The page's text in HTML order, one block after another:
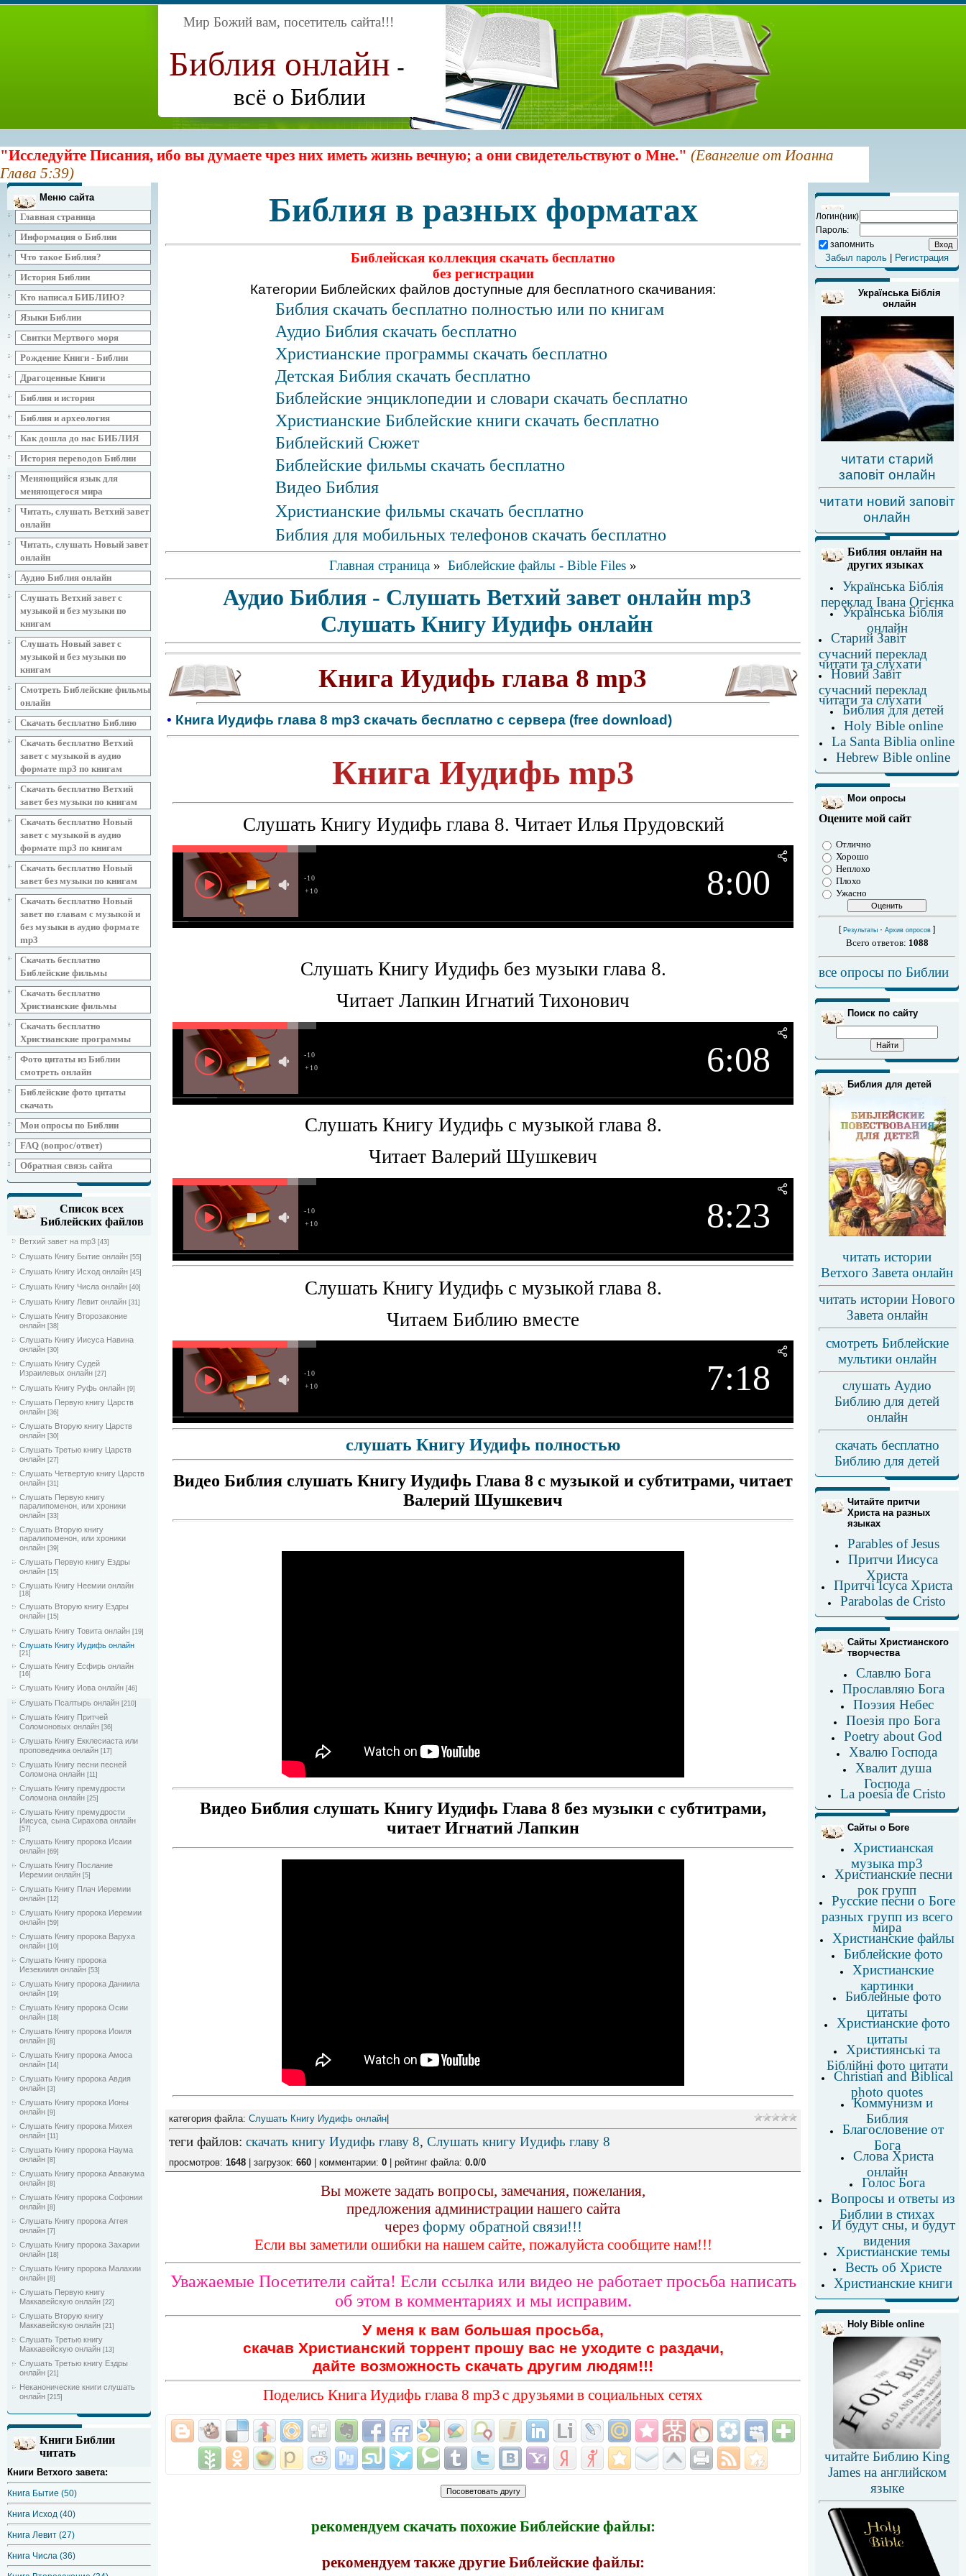
Мир Божий вам, посетитель сайта!!!
Библия онлайн -
всё о Библии
"Исследуйте Писания, ибо вы думаете чрез них иметь жизнь вечную; а они свидетельствуют о Мне." (Евангелие от Иоанна
Глава 5:39)
Меню сайта
Главная страница
Информация о Библии
Что такое Библия?
История Библии
Кто написал БИБЛИЮ?
Языки Библии
Свитки Мертвого моря
Рождение Книги - Библии
Драгоценные Книги
Библия и история
Библия и археология
Как дошла до нас БИБЛИЯ
История переводов Библии
Меняющийся язык для
меняющегося мира
Читать, слушать Ветхий завет
онлайн
Читать, слушать Новый завет
онлайн
Аудио Библия онлайн
Слушать Ветхий завет с
музыкой и без музыки по
книгам
Слушать Новый завет с
музыкой и без музыки по
книгам
Смотреть Библейские фильмы
онлайн
Скачать бесплатно Библию
Скачать бесплатно Ветхий
завет с музыкой в аудио
формате mp3 по книгам
Скачать бесплатно Ветхий
завет без музыки по книгам
Скачать бесплатно Новый
завет с музыкой в аудио
формате mp3 по книгам
Скачать бесплатно Новый
завет без музыки по книгам
Скачать бесплатно Новый
завет по главам с музыкой и
без музыки в аудио формате
mp3
Скачать бесплатно
Библейские фильмы
Скачать бесплатно
Христианские фильмы
Скачать бесплатно
Христианские программы
Фото цитаты из Библии
смотреть онлайн
Библейские фото цитаты
скачать
Мои опросы по Библии
FAQ (вопрос/ответ)
Обратная связь сайта
Список всех
Библейских файлов
Ветхий завет на mp3 [43]
Слушать Книгу Бытие онлайн [55]
Слушать Книгу Исход онлайн [45]
Слушать Книгу Числа онлайн [40]
Слушать Книгу Левит онлайн [31]
Слушать Книгу Второзаконие
онлайн [38]
Слушать Книгу Иисуса Навина
онлайн [30]
Слушать Книгу Судей
Израилевых онлайн [27]
Слушать Книгу Руфь онлайн [9]
Слушать Первую книгу Царств
онлайн [36]
Слушать Вторую книгу Царств
онлайн [30]
Слушать Третью книгу Царств
онлайн [27]
Слушать Четвертую книгу Царств
онлайн [31]
Слушать Первую книгу
паралипоменон, или хроники
онлайн [33]
Слушать Вторую книгу
паралипоменон, или хроники
онлайн [39]
Слушать Первую книгу Ездры
онлайн [15]
Слушать Книгу Неемии онлайн
[18]
Слушать Вторую книгу Ездры
онлайн [15]
Слушать Книгу Товита онлайн [19]
Слушать Книгу Иудифь онлайн
[21]
Слушать Книгу Есфирь онлайн
[16]
Слушать Книгу Иова онлайн [46]
Слушать Псалтырь онлайн [210]
Слушать Книгу Притчей
Соломоновых онлайн [36]
Слушать Книгу Екклесиаста или
проповедника онлайн [17]
Слушать Книгу песни песней
Соломона онлайн [11]
Слушать Книгу премудрости
Соломона онлайн [25]
Слушать Книгу премудрости
Иисуса, сына Сирахова онлайн
[57]
Слушать Книгу пророка Исаии
онлайн [69]
Слушать Книгу Послание
Иеремии онлайн [5]
Слушать Книгу Плач Иеремии
онлайн [12]
Слушать Книгу пророка Иеремии
онлайн [59]
Слушать Книгу пророка Варуха
онлайн [10]
Слушать Книгу пророка
Иезекииля онлайн [53]
Слушать Книгу пророка Даниила
онлайн [19]
Слушать Книгу пророка Осии
онлайн [18]
Слушать Книгу пророка Иоиля
онлайн [8]
Слушать Книгу пророка Амоса
онлайн [14]
Слушать Книгу пророка Авдия
онлайн [3]
Слушать Книгу пророка Ионы
онлайн [9]
Слушать Книгу пророка Михея
онлайн [11]
Слушать Книгу пророка Наума
онлайн [8]
Слушать Книгу пророка Аввакума
онлайн [8]
Слушать Книгу пророка Софонии
онлайн [8]
Слушать Книгу пророка Аггея
онлайн [7]
Слушать Книгу пророка Захарии
онлайн [18]
Слушать Книгу пророка Малахии
онлайн [8]
Слушать Первую книгу
Маккавейскую онлайн [22]
Слушать Вторую книгу
Маккавейскую онлайн [21]
Слушать Третью книгу
Маккавейскую онлайн [13]
Слушать Третью книгу Ездры
онлайн [21]
Неканонические книги слушать
онлайн [215]
Книги Библии
читать
Книги Ветхого завета:
Книга Бытие (50)
Книга Исход (40)
Книга Левит (27)
Книга Числа (36)
Библия в разных форматах
Библейская коллекция скачать бесплатно
без регистрации
Категории Библейских файлов доступные для бесплатного скачивания:
Библия скачать бесплатно полностью или по книгам
Аудио Библия скачать бесплатно
Христианские программы скачать бесплатно
Детская Библия скачать бесплатно
Библейские энциклопедии и словари скачать бесплатно
Христианские Библейские книги скачать бесплатно
Библейский Сюжет
Библейские фильмы скачать бесплатно
Видео Библия
Христианские фильмы скачать бесплатно
Библия для мобильных телефонов скачать бесплатно
Главная страница » Библейские файлы - Bible Files »
Аудио Библия - Слушать Ветхий завет онлайн mp3
Слушать Книгу Иудифь онлайн
Книга Иудифь глава 8 mp3
• Книга Иудифь глава 8 mp3 скачать бесплатно с сервера (free download)
Книга Иудифь mp3
Слушать Книгу Иудифь глава 8. Читает Илья Прудовский
8:00
+10
-10
Слушать Книгу Иудифь без музыки глава 8.
Читает Лапкин Игнатий Тихонович
6:08
+10
-10
Слушать Книгу Иудифь с музыкой глава 8.
Читает Валерий Шушкевич
8:23
+10
-10
Слушать Книгу Иудифь с музыкой глава 8.
Читаем Библию вместе
7:18
+10
-10
слушать Книгу Иудифь полностью
Видео Библия слушать Книгу Иудифь Глава 8 с музыкой и субтитрами, читает
Валерий Шушкевич
Видео Библия слушать Книгу Иудифь Глава 8 без музыки с субтитрами,
читает Игнатий Лапкин
категория файла: Слушать Книгу Иудифь онлайн
теги файлов: скачать книгу Иудифь главу 8, Слушать книгу Иудифь главу 8
просмотров: 1648 | загрузок: 660 | комментарии: 0 | рейтинг файла: 0.0/0
Вы можете задать вопросы, замечания, пожелания,
предложения администрации нашего сайта
через форму обратной связи!!!
Если вы заметили ошибки на нашем сайте, пожалуйста сообщите нам!!!
Уважаемые Посетители сайта! Если ссылка или видео не работает просьба написать
об этом в комментариях и мы исправим.
У меня к вам большая просьба,
скачав Христианский торрент прошу вас не уходите с раздачи,
дайте возможность скачать другим людям!!!
Поделись Книга Иудифь глава 8 mp3с друзьями в социальных сетях
рекомендуем скачать похожие Библейские файлы:
рекомендуем также другие Библейские файлы:
Логин(ник)
Пароль:
запомнить
Забыл пароль Регистрация
Українська Біблія
онлайн
читати старий
заповіт онлайн
читати новий заповіт
онлайн
Библия онлайн на
других языках
Українська Біблія
переклад Івана Огієнка
Українська Біблія
онлайн
Старий Завіт
сучасний переклад
читати та слухати
Новий Завіт
сучасний переклад
читати та слухати
Библия для детей
Holy Bible online
La Santa Biblia online
Hebrew Bible online
Мои опросы
Оцените мой сайт
Отлично
Хорошо
Неплохо
Плохо
Ужасно
[ Результаты · Архив опросов ]
Всего ответов: 1088
все опросы по Библии
Поиск по сайту
Библия для детей
читать истории
Ветхого Завета онлайн
читать истории Нового
Завета онлайн
смотреть Библейские
мультики онлайн
слушать Аудио
Библию для детей
онлайн
скачать бесплатно
Библию для детей
Читайте притчи
Христа на разных
языках
Parables of Jesus
Притчи Иисуса
Христа
Притчі Ісуса Христа
Parabolas de Cristо
Сайты Христианского
творчества
Славлю Бога
Прославляю Бога
Поэзия Небес
Поезія про Бога
Poetry about God
Хвалю Господа
Хвалит душа
Господа
La poesía de Cristo
Сайты о Боге
Христианская
музыка mp3
Христианские песни
рок групп
Русские песни о Боге
разных групп из всего
мира
Христианские файлы
Библейские фото
Христианские
картинки
Библейные фото
цитаты
Христианские фото
цитаты
Християнські та
Біблійні фото цитати
Christian and Biblical
photo quotes
Коммунизм и
Библия
Благословение от
Бога
Слова Христа
онлайн
Голос Бога
Вопросы и ответы из
Библии в стихах
И будут сны, и будут
видения
Христианские темы
Весть об Христе
Христианские книги
Holy Bible online
читайте Библию King
James на английском
языке